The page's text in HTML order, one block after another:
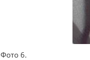
Фото 6.